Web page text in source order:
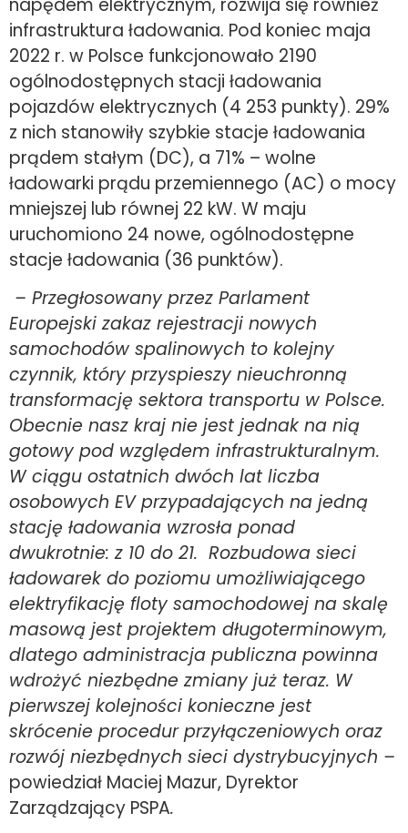
infrastruktura ładowania. Pod koniec maja
2022 r. w Polsce funkcjonowało 2190
ogólnodostępnych stacji ładowania
pojazdów elektrycznych (4 253 punkty). 29%
z nich stanowiły szybkie stacje ładowania
prądem stałym (DC), a 71% – wolne
ładowarki prądu przemiennego (AC) o mocy
mniejszej lub równej 22 kW. W maju
uruchomiono 24 nowe, ogólnodostępne
stacje ładowania (36 punktów).
– Przegłosowany przez Parlament
Europejski zakaz rejestracji nowych
samochodów spalinowych to kolejny
czynnik, który przyspieszy nieuchronną
transformację sektora transportu w Polsce.
Obecnie nasz kraj nie jest jednak na nią
gotowy pod względem infrastrukturalnym.
W ciągu ostatnich dwóch lat liczba
osobowych EV przypadających na jedną
stację ładowania wzrosła ponad
dwukrotnie: z 10 do 21. Rozbudowa sieci
ładowarek do poziomu umożliwiającego
elektryfikację floty samochodowej na skalę
masową jest projektem długoterminowym,
dlatego administracja publiczna powinna
wdrożyć niezbędne zmiany już teraz. W
pierwszej kolejności konieczne jest
skrócenie procedur przyłączeniowych oraz
rozwój niezbędnych sieci dystrybucyjnych –
powiedział Maciej Mazur, Dyrektor
Zarządzający PSPA.